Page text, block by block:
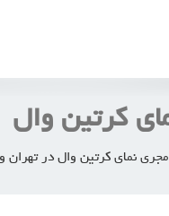
کرتین وال
مجری نمای کرتین وال در تهران